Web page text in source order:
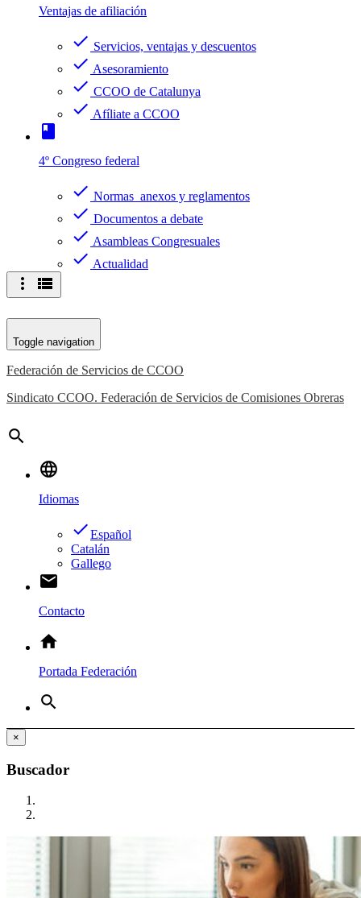
Ventajas de afiliación
check Servicios, ventajas y descuentos
check Asesoramiento
check CCOO de Catalunya
check Afíliate a CCOO
book
4º Congreso federal
check Normas anexos y reglamentos
check Documentos a debate
check Asambleas Congresuales
check Actualidad
more_vert view_list
Toggle navigation
Federación de Servicios de CCOO
Sindicato CCOO. Federación de Servicios de Comisiones Obreras
search
language
Idiomas
doneEspañol
Catalán
Gallego
email
Contacto
home
Portada Federación
search
×
Buscador